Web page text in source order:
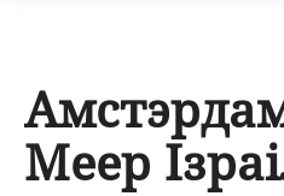
Меер